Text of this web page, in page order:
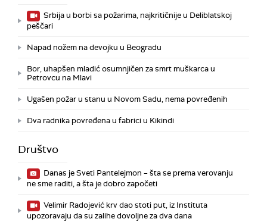
Srbija u borbi sa požarima, najkritičnije u Deliblatskoj
peščari
Napad nožem na devojku u Beogradu
Bor, uhapšen mladić osumnjičen za smrt muškarca u
Petrovcu na Mlavi
Ugašen požar u stanu u Novom Sadu, nema povređenih
Dva radnika povređena u fabrici u Kikindi
Društvo
Danas je Sveti Pantelejmon – šta se prema verovanju
ne sme raditi, a šta je dobro započeti
Velimir Radojević krv dao stoti put, iz Instituta
upozoravaju da su zalihe dovoljne za dva dana